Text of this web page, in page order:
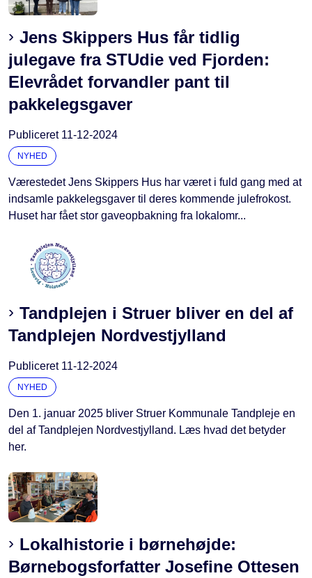
Jens Skippers Hus får tidlig
julegave fra STUdie ved Fjorden:
Elevrådet forvandler pant til
pakkelegsgaver
Publiceret 11-12-2024
NYHED
Værestedet Jens Skippers Hus har været i fuld gang med at
indsamle pakkelegsgaver til deres kommende julefrokost.
Huset har fået stor gaveopbakning fra lokalomr...
Tandplejen i Struer bliver en del af
Tandplejen Nordvestjylland
Publiceret 11-12-2024
NYHED
Den 1. januar 2025 bliver Struer Kommunale Tandpleje en
del af Tandplejen Nordvestjylland. Læs hvad det betyder
her.
Lokalhistorie i børnehøjde:
Børnebogsforfatter Josefine Ottesen